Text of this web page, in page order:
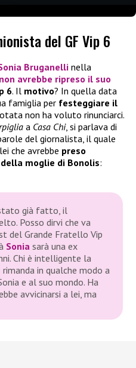
del GF Vip 6
Bruganelli nella
non avrebbe ripreso il suo
6. Il motivo? In quella data
famiglia per festeggiare il
non ha voluto rinunciarci.
a Casa Chi, si parlava di
del giornalista, il quale
che avrebbe preso
moglie di Bonolis:
già fatto, il
Posso dirvi che va
del Grande Fratello Vip
Sonia sarà una ex
Chi è intelligente la
rimanda in qualche modo a
e al suo mondo. Ha
avvicinarsi a lei, ma